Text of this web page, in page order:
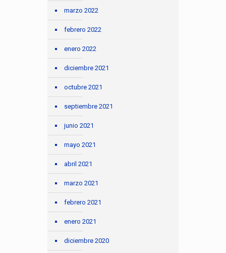
marzo 2022
febrero 2022
enero 2022
diciembre 2021
octubre 2021
septiembre 2021
junio 2021
mayo 2021
abril 2021
marzo 2021
febrero 2021
enero 2021
diciembre 2020